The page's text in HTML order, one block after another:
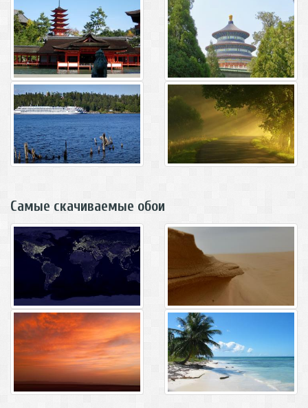
Самые скачиваемые обои